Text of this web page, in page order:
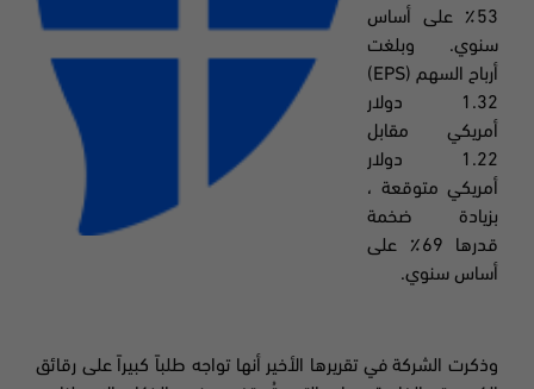
53٪ على أساس
سنوي. وبلغت
أرباح السهم
(EPS)
1.32
دولار
أمريكي مقابل
1.22 دولار
أمريكي متوقعة ،
بزيادة ضخمة
قدرها 69٪ على
أساس سنوي.
وذكرت الشركة في تقريرها الأخير أنها تواجه طلباً كبيراً على رقائق